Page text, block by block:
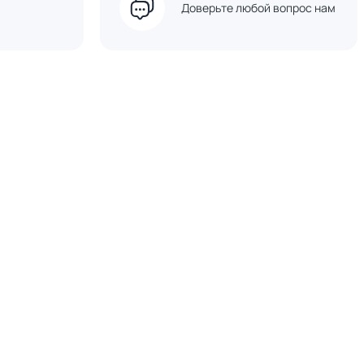
Доверьте любой вопрос нам